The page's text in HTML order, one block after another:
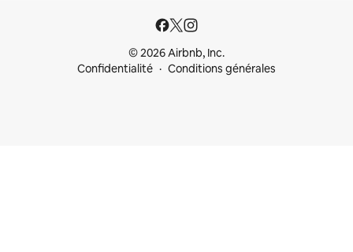
© 2026 Airbnb, Inc.
Confidentialité
Conditions générales